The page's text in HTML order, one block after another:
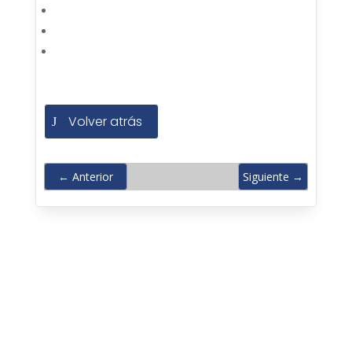
Volver atrás
← Anterior Siguiente →